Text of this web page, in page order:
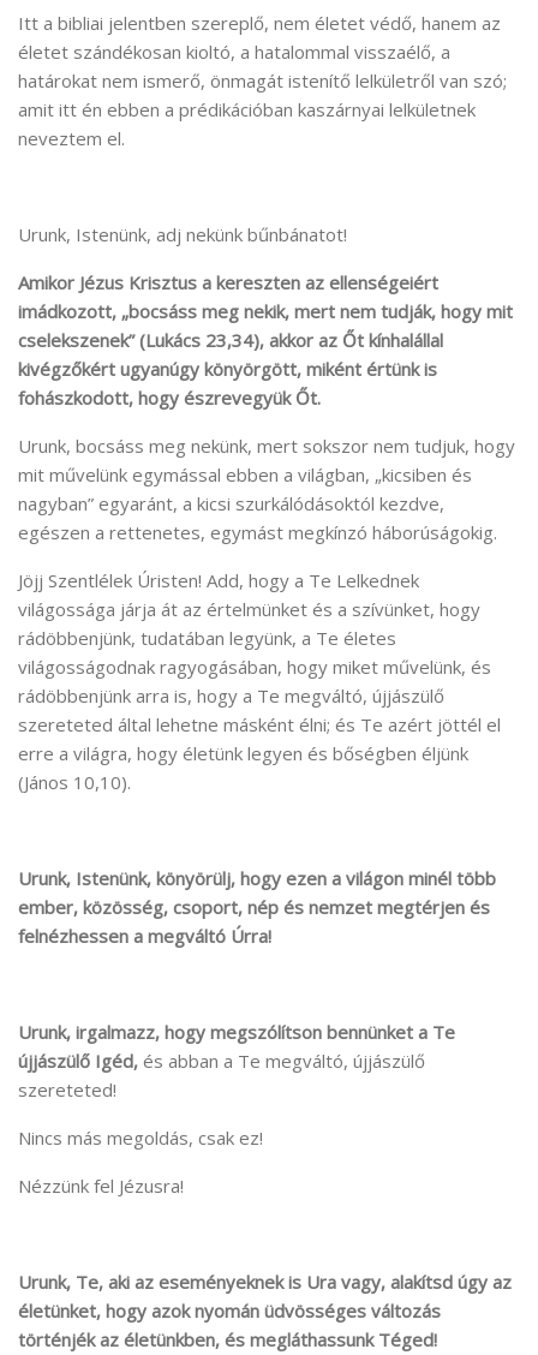
Itt a bibliai jelentben szereplő, nem életet védő, hanem az
életet szándékosan kioltó, a hatalommal visszaélő, a
határokat nem ismerő, önmagát istenítő lelkületről van szó;
amit itt én ebben a prédikációban kaszárnyai lelkületnek
neveztem el.
Urunk, Istenünk, adj nekünk bűnbánatot!
Amikor Jézus Krisztus a kereszten az ellenségeiért
imádkozott, „bocsáss meg nekik, mert nem tudják, hogy mit
cselekszenek” (Lukács 23,34), akkor az Őt kínhalállal
kivégzőkért ugyanúgy könyörgött, miként értünk is
fohászkodott, hogy észrevegyük Őt.
Urunk, bocsáss meg nekünk, mert sokszor nem tudjuk, hogy
mit művelünk egymással ebben a világban, „kicsiben és
nagyban” egyaránt, a kicsi szurkálódásoktól kezdve,
egészen a rettenetes, egymást megkínzó háborúságokig.
Jöjj Szentlélek Úristen! Add, hogy a Te Lelkednek
világossága járja át az értelmünket és a szívünket, hogy
rádöbbenjünk, tudatában legyünk, a Te életes
világosságodnak ragyogásában, hogy miket művelünk, és
rádöbbenjünk arra is, hogy a Te megváltó, újjászülő
szereteted által lehetne másként élni; és Te azért jöttél el
erre a világra, hogy életünk legyen és bőségben éljünk
(János 10,10).
Urunk, Istenünk, könyörülj, hogy ezen a világon minél több
ember, közösség, csoport, nép és nemzet megtérjen és
felnézhessen a megváltó Úrra!
Urunk, irgalmazz, hogy megszólítson bennünket a Te
újjászülő Igéd, és abban a Te megváltó, újjászülő
szereteted!
Nincs más megoldás, csak ez!
Nézzünk fel Jézusra!
Urunk, Te, aki az eseményeknek is Ura vagy, alakítsd úgy az
életünket, hogy azok nyomán üdvösséges változás
történjék az életünkben, és megláthassunk Téged!